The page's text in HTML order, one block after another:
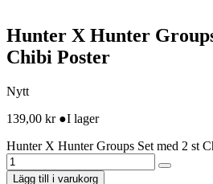
Hunter X Hunter
Chibi Poster
Nytt
139,00 kr ●I lager
Hunter X Hunter Groups Set med 2 st
Lägg till i varukorg